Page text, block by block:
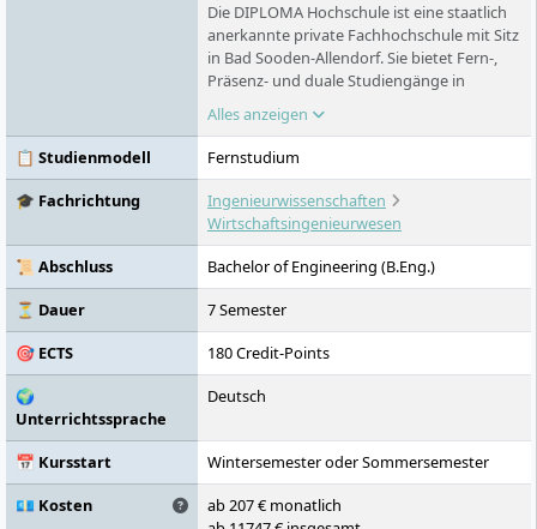
Die DIPLOMA Hochschule ist eine staatlich
anerkannte private Fachhochschule mit Sitz
in Bad Sooden-Allendorf. Sie bietet Fern-,
Präsenz- und duale Studiengänge in
Gesundheit, Psychologie, Sozialem,
Wirtschaft, Technik und Gestaltung. Das
Fernstudium verbindet selbstständiges
Live-Seminaren. Präsenzstudierende lernen
am Campus Nordhessen oder in Leipzig.
Alles anzeigen
📋 Studienmodell
Fernstudium
🎓 Fachrichtung
Ingenieurwissenschaften
Wirtschaftsingenieurwesen
📜 Abschluss
Bachelor of Engineering (B.Eng.)
⏳ Dauer
7 Semester
🎯 ECTS
180 Credit-Points
🌍
Unterrichtssprache
Deutsch
📅 Kursstart
Wintersemester oder Sommersemester
💶 Kosten
ab 207 € monatlich